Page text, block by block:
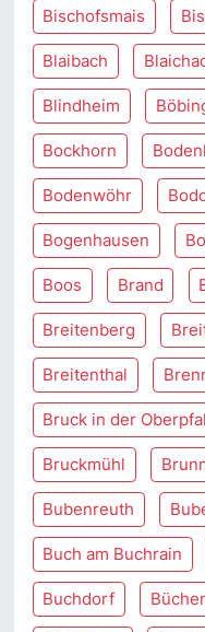
Bischofsmais
Blaibach
Blindheim
Bockhorn
Bodenwöhr
Bogenhausen
Boos Brand
Breitenberg
Breitenthal
Bruck in der
Bruckmühl
Bubenreuth
Buch am Buchrain
Buchdorf